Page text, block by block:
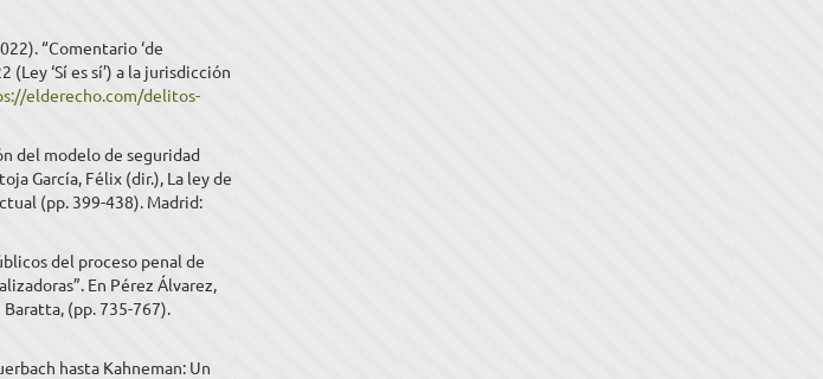
“Comentario ‘de
‘Sí es sí’) a la jurisdicción
elderecho.com/delitos-
del modelo de seguridad
García, Félix (dir.), La ley de
(pp. 399-438). Madrid:
del proceso penal de
En Pérez Álvarez,
(pp. 735-767).
hasta Kahneman: Un